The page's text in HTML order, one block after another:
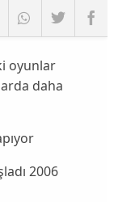
oyunlar
daha
2006